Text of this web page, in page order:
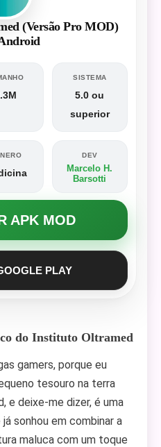
(Versão Pro MOD)
SISTEMA
5.0 ou
superior
DEV
Marcelo H.
Barsotti
APK MOD
PLAY
do Instituto Oltramed
gamers, porque eu
tesouro na terra
e deixe-me dizer, é uma
sonhou em combinar a
maluca com um toque